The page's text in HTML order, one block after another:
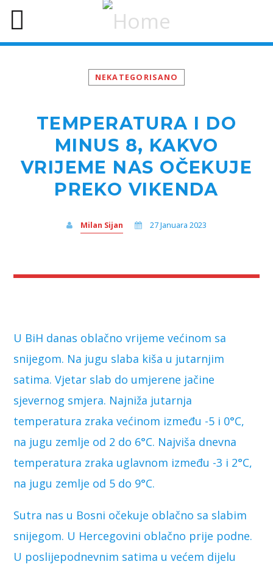
NEKATEGORISANO
TEMPERATURA I DO
MINUS 8, KAKVO
VRIJEME NAS OČEKUJE
PREKO VIKENDA
Milan Sijan 27 Januara 2023
U BiH danas oblačno vrijeme većinom sa
snijegom. Na jugu slaba kiša u jutarnjim
satima. Vjetar slab do umjerene jačine
sjevernog smjera. Najniža jutarnja
temperatura zraka većinom između -5 i 0°C,
na jugu zemlje od 2 do 6°C. Najviša dnevna
temperatura zraka uglavnom između -3 i 2°C,
na jugu zemlje od 5 do 9°C.
Sutra nas u Bosni očekuje oblačno sa slabim
snijegom. U Hercegovini oblačno prije podne.
U poslijepodnevnim satima u većem dijelu